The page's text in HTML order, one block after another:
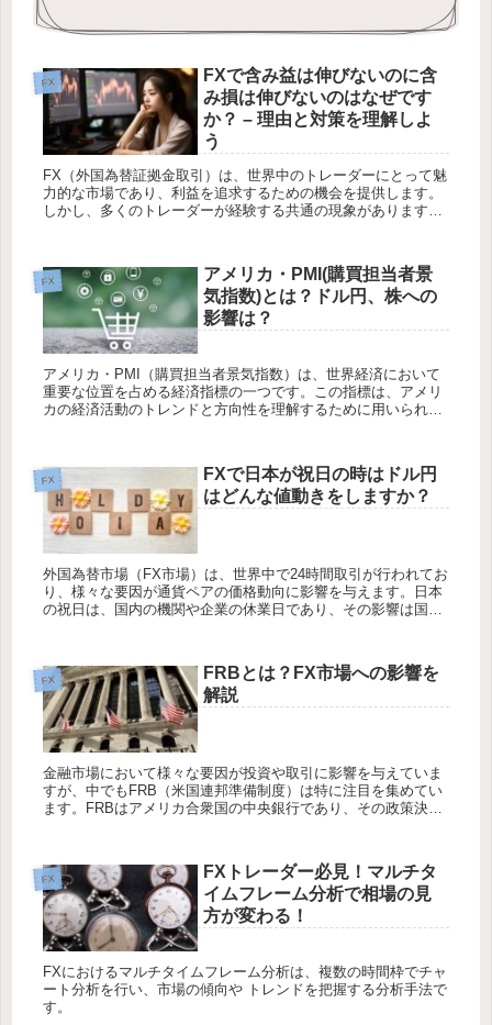
FX
FXで含み益は伸びないのに含
み損は伸びないのはなぜです
か？ – 理由と対策を理解しよ
う
FX（外国為替証拠金取引）は、世界中のトレーダーにとって魅
力的な市場であり、利益を追求するための機会を提供します。
しかし、多くのトレーダーが経験する共通の現象があります。
FX
アメリカ・PMI(購買担当者景
気指数)とは？ドル円、株への
影響は？
アメリカ・PMI（購買担当者景気指数）は、世界経済において
重要な位置を占める経済指標の一つです。この指標は、アメリ
カの経済活動のトレンドと方向性を理解するために用いられ、
FX
FXで日本が祝日の時はドル円
はどんな値動きをしますか？
外国為替市場（FX市場）は、世界中で24時間取引が行われてお
り、様々な要因が通貨ペアの価格動向に影響を与えます。日本
の祝日は、国内の機関や企業の休業日であり、その影響は国内
FX
FRBとは？FX市場への影響を
解説
金融市場において様々な要因が投資や取引に影響を与えていま
すが、中でもFRB（米国連邦準備制度）は特に注目を集めてい
ます。FRBはアメリカ合衆国の中央銀行であり、その政策決定
FX
FXトレーダー必見！マルチタ
イムフレーム分析で相場の見
方が変わる！
FXにおけるマルチタイムフレーム分析は、複数の時間枠でチャ
ート分析を行い、市場の傾向や トレンドを把握する分析手法で
す。